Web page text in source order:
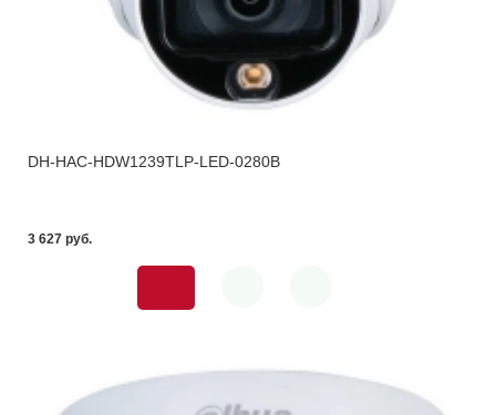
DH-HAC-HDW1239TLP-LED-0280B
3 627 pуб.